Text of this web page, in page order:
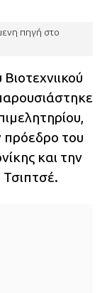
πηγή στο
του
και την